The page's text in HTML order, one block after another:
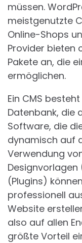
müssen.
meistgenutzte
Online-Shops
Provider bieten
Pakete an, die
ermöglichen.
Ein CMS
Datenbank, die
Software, die
dynamisch auf
Verwendung
Designvorlagen
(Plugins)
professionell
Website
also auf allen
größte Vorteil